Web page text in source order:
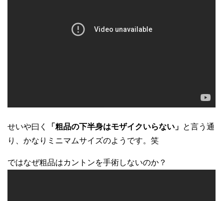
せいや曰く 「粗品の下半身はモザイクいらない」 と言う通
り、かなりミニマムサイズのようです。笑
ではなぜ粗品はカントンを手術しないのか？